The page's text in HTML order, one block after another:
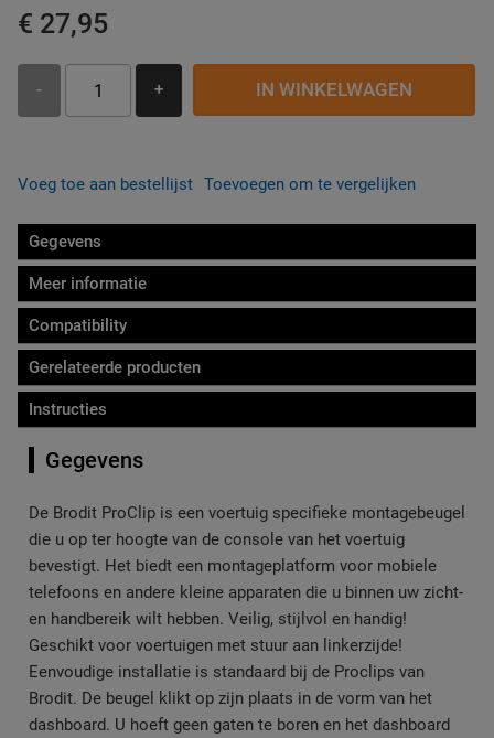
€ 27,95
- + IN WINKELWAGEN
Voeg toe aan bestellijst Toevoegen om te vergelijken
Gegevens
Meer informatie
Compatibility
Gerelateerde producten
Instructies
Gegevens
De Brodit ProClip is een voertuig specifieke montagebeugel
die u op ter hoogte van de console van het voertuig
bevestigt. Het biedt een montageplatform voor mobiele
telefoons en andere kleine apparaten die u binnen uw zicht-
en handbereik wilt hebben. Veilig, stijlvol en handig!
Geschikt voor voertuigen met stuur aan linkerzijde!
Eenvoudige installatie is standaard bij de Proclips van
Brodit. De beugel klikt op zijn plaats in de vorm van het
dashboard. U hoeft geen gaten te boren en het dashboard